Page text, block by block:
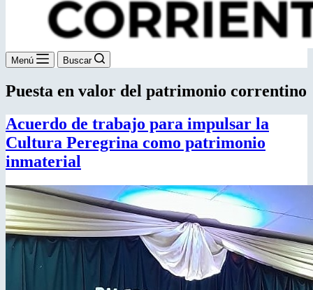
Menú Buscar
Puesta en valor del patrimonio correntino
Acuerdo de trabajo para impulsar la
Cultura Peregrina como patrimonio
inmaterial